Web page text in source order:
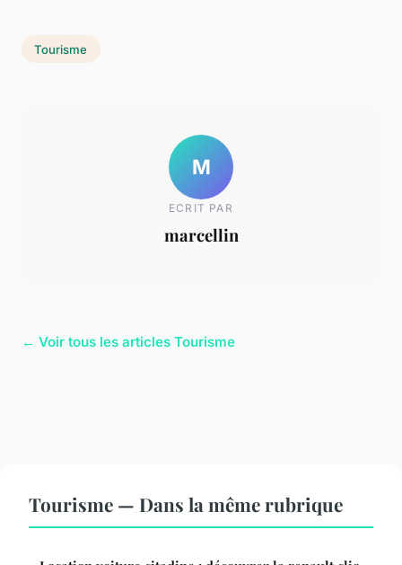
Tourisme
M
ECRIT PAR
marcellin
← Voir tous les articles Tourisme
Tourisme — Dans la même rubrique